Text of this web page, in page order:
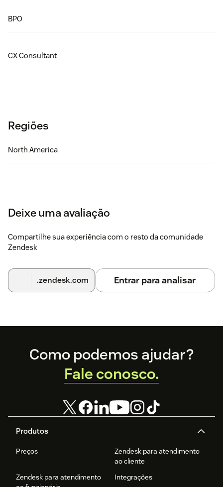
BPO
CX Consultant
Regiões
North America
Deixe uma avaliação
Compartilhe sua experiência com o resto da comunidade
Zendesk
.zendesk.com Entrar para analisar
Footer
Produtos
Preços
Zendesk para atendimento
ao cliente
Zendesk para atendimento
Integrações
Como podemos ajudar?
Fale conosco.